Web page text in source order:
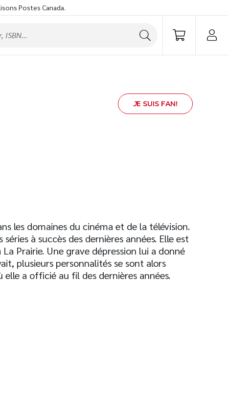
Postes Canada.
JE SUIS FAN!
les domaines du cinéma et de la télévision.
à succès des dernières années. Elle est
Prairie. Une grave dépression lui a donné
plusieurs personnalités se sont alors
a officié au fil des dernières années.